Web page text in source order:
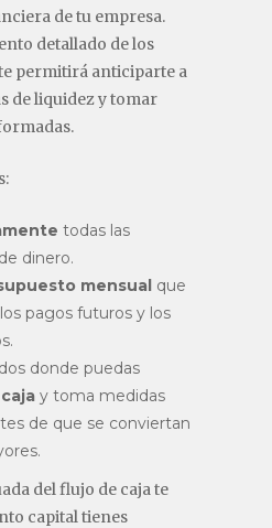
de tu empresa.
detallado de los
permitirá anticiparte a
de liquidez y tomar
todas las
dinero.
mensual que
pagos futuros y los
donde puedas
y toma medidas
de que se conviertan
del flujo de caja te
capital tienes